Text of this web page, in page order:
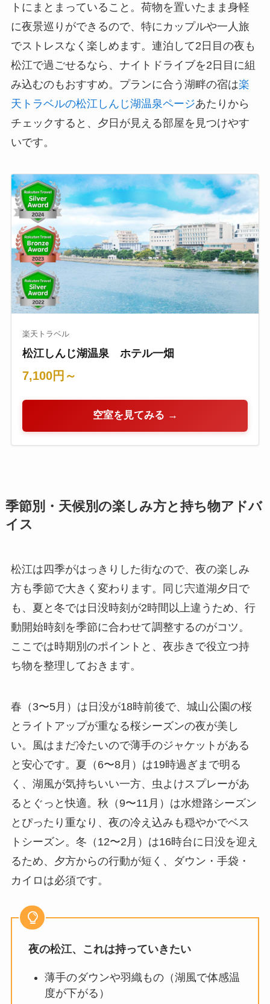
トにまとまっていること。荷物を置いたまま身軽
に夜景巡りができるので、特にカップルや一人旅
でストレスなく楽しめます。連泊して2日目の夜も
松江で過ごせるなら、ナイトドライブを2日目に組
み込むのもおすすめ。プランに合う湖畔の宿は楽
天トラベルの松江しんじ湖温泉ページあたりから
チェックすると、夕日が見える部屋を見つけやす
いです。
楽天トラベル
松江しんじ湖温泉 ホテル一畑
7,100円～
空室を見てみる →
季節別・天候別の楽しみ方と持ち物アドバ
イス
松江は四季がはっきりした街なので、夜の楽しみ
方も季節で大きく変わります。同じ宍道湖夕日で
も、夏と冬では日没時刻が2時間以上違うため、行
動開始時刻を季節に合わせて調整するのがコツ。
ここでは時期別のポイントと、夜歩きで役立つ持
ち物を整理しておきます。
春（3〜5月）は日没が18時前後で、城山公園の桜
とライトアップが重なる桜シーズンの夜が美し
い。風はまだ冷たいので薄手のジャケットがある
と安心です。夏（6〜8月）は19時過ぎまで明る
く、湖風が気持ちいい一方、虫よけスプレーがあ
るとぐっと快適。秋（9〜11月）は水燈路シーズン
とぴったり重なり、夜の冷え込みも穏やかでベス
トシーズン。冬（12〜2月）は16時台に日没を迎え
るため、夕方からの行動が短く、ダウン・手袋・
カイロは必須です。
夜の松江、これは持っていきたい
薄手のダウンや羽織もの（湖風で体感温
度が下がる）